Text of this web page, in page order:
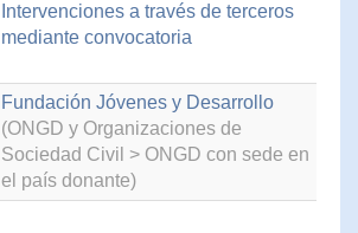
Intervenciones a través de terceros
mediante convocatoria
Fundación Jóvenes y Desarrollo
(ONGD y Organizaciones de
Sociedad Civil > ONGD con sede en
el país donante)